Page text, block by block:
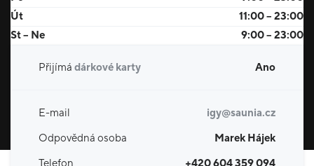
Út
11:00 – 23:00
St – Ne
9:00 – 23:00
Přijímá dárkové karty Ano
E-mail
igy@saunia.cz
Odpovědná osoba
Marek Hájek